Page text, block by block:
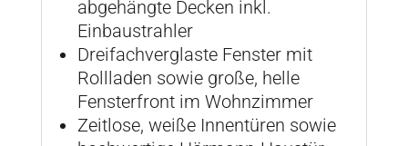
abgehängte Decken inkl.
Einbaustrahler
Dreifachverglaste Fenster mit
Rollladen sowie große, helle
Fensterfront im Wohnzimmer
Zeitlose, weiße Innentüren sowie